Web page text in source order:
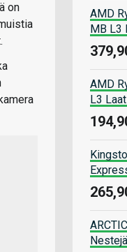
on
AMD
MB L3
AMD
L3